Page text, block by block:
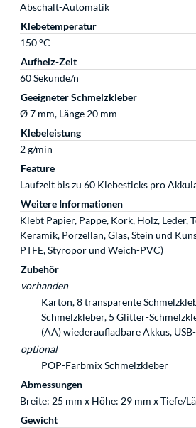
Abschalt-Automatik
Klebetemperatur
150 °C
Aufheiz-Zeit
60 Sekunde/n
Geeigneter Schmelzkleber
Ø 7 mm, Länge 20 mm
Klebeleistung
2 g/min
Feature
Laufzeit bis zu 60 Klebesticks pro
Weitere Informationen
Klebt Papier, Pappe, Kork, Holz, Leder,
Keramik, Porzellan, Glas, Stein und
PTFE, Styropor und Weich-PVC)
Zubehör
vorhanden
Karton, 8 transparente
Schmelzkleber, 5 Glitter-
(AA) wiederaufladbare Akkus,
optional
POP-Farbmix Schmelzkleber
Abmessungen
Breite: 25 mm x Höhe: 29 mm x Tiefe/
Gewicht